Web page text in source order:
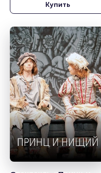
Купить